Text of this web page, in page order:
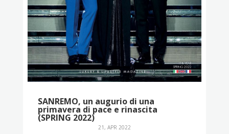
SANREMO, un augurio di una
primavera di pace e rinascita
(SPRING 2022)
21, APR 2022